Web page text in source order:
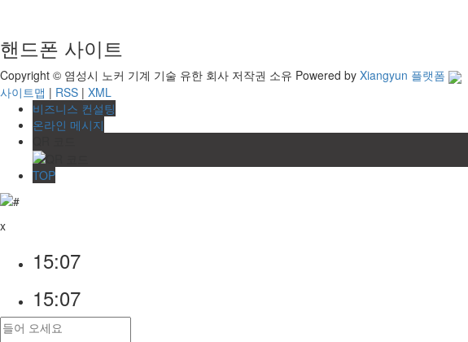
핸드폰 사이트
Copyright © 염성시 노커 기계 기술 유한 회사 저작권 소유 Powered by Xiangyun 플랫폼
사이트맵 | RSS | XML
비즈니스 컨설팅
온라인 메시지
TOP
x
15:07
15:07